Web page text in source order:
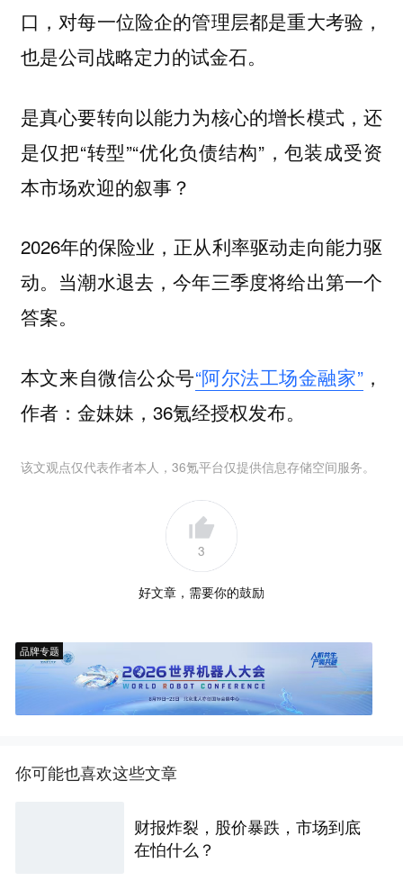
口，对每一位险企的管理层都是重大考验，
也是公司战略定力的试金石。
是真心要转向以能力为核心的增长模式，还
是仅把“转型”“优化负债结构”，包装成受资
本市场欢迎的叙事？
2026年的保险业，正从利率驱动走向能力驱
动。当潮水退去，今年三季度将给出第一个
答案。
本文来自微信公众号“阿尔法工场金融家”，
作者：金妹妹，36氪经授权发布。
该文观点仅代表作者本人，36氪平台仅提供信息存储空间服务。
3
好文章，需要你的鼓励
品牌专题
你可能也喜欢这些文章
财报炸裂，股价暴跌，市场到底
在怕什么？